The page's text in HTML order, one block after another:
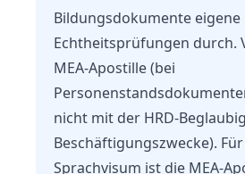
Bildungsdokumente eigene
Echtheitsprüfungen durch.
MEA-Apostille (bei
nicht mit der HRD-
Beschäftigungszwecke).
Sprachvisum ist die MEA-